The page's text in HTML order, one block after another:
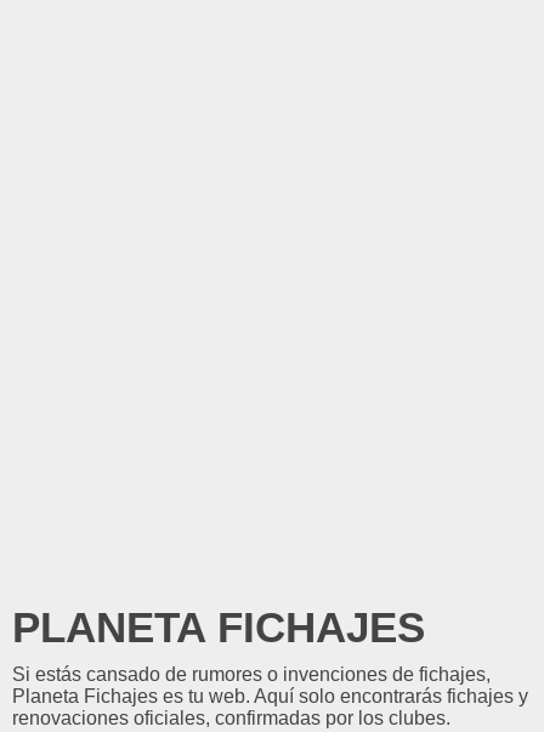
PLANETA FICHAJES
Si estás cansado de rumores o invenciones de fichajes,
Planeta Fichajes es tu web. Aquí solo encontrarás fichajes y
renovaciones oficiales, confirmadas por los clubes.